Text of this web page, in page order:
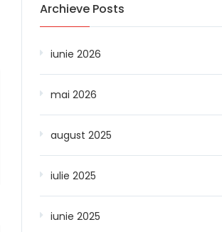
Archieve Posts
iunie 2026
mai 2026
august 2025
iulie 2025
iunie 2025